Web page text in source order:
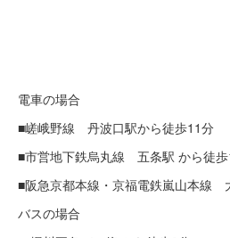
電車の場合
■嵯峨野線 丹波口駅から徒歩11分
■市営地下鉄烏丸線 五条駅 から徒
■阪急京都本線・京福電鉄嵐山本線
バスの場合